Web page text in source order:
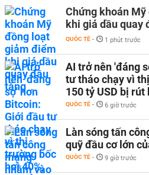
Chứng khoán
khi giá dầu quay
QUỐC TẾ - 1 phút trước
AI trở nên 'đáng
tư tháo chạy vì
150 tỷ USD bị
QUỐC TẾ - 6 giờ trước
Làn sóng tấn
quỹ đầu cơ lớn
QUỐC TẾ - 9 giờ trước